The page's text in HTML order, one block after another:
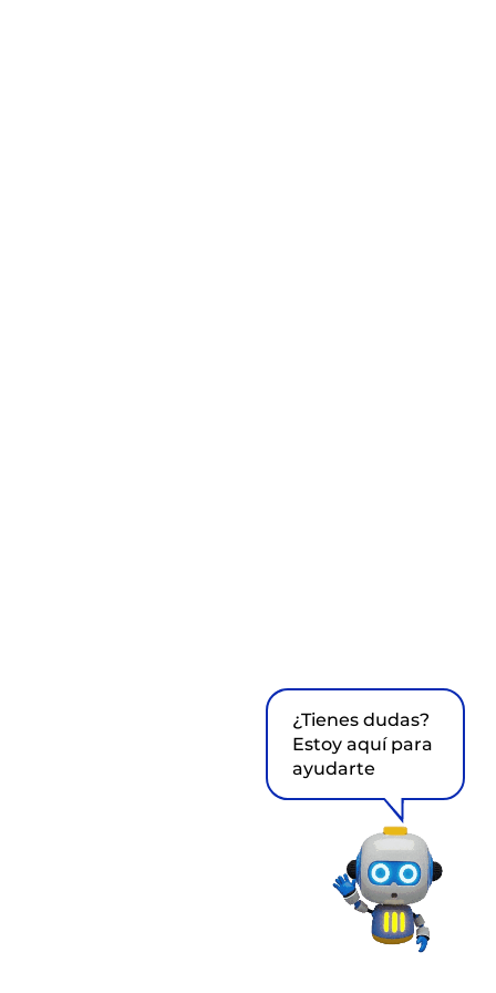
¿Tienes dudas?
Estoy aquí para
ayudarte